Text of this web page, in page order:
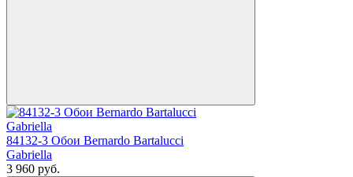
84132-3 Обои Bernardo Bartalucci
Gabriella
3 960 руб.